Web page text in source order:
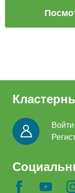
Войти